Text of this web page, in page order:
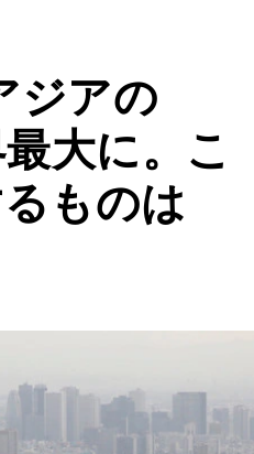
ジアの
大に。こ
ものは